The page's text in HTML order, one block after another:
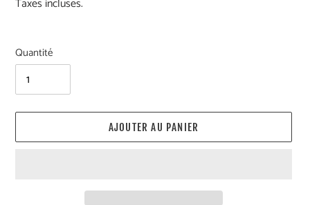
Taxes incluses.
Quantité
AJOUTER AU PANIER